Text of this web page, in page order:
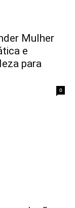
Mulher
e
para
0